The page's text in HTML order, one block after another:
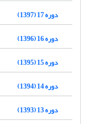
دوره 17 (1397)
دوره 16 (1396)
دوره 15 (1395)
دوره 14 (1394)
دوره 13 (1393)